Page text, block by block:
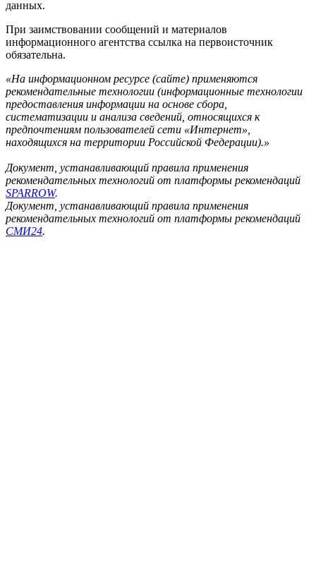
данных.
При заимствовании сообщений и материалов
информационного агентства ссылка на первоисточник
обязательна.
«На информационном ресурсе (сайте) применяются
рекомендательные технологии (информационные технологии
предоставления информации на основе сбора,
систематизации и анализа сведений, относящихся к
предпочтениям пользователей сети «Интернет»,
находящихся на территории Российской Федерации).»
Документ, устанавливающий правила применения
рекомендательных технологий от платформы рекомендаций
SPARROW.
Документ, устанавливающий правила применения
рекомендательных технологий от платформы рекомендаций
СМИ24.